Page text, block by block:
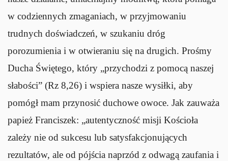
w codziennych zmaganiach, w przyjmowaniu
trudnych doświadczeń, w szukaniu dróg
porozumienia i w otwieraniu się na drugich. Prośmy
Ducha Świętego, który „przychodzi z pomocą naszej
słabości” (Rz 8,26) i wspiera nasze wysiłki, aby
pomógł mam przynosić duchowe owoce. Jak zauważa
papież Franciszek: „autentyczność misji Kościoła
zależy nie od sukcesu lub satysfakcjonujących
rezultatów, ale od pójścia naprzód z odwagą zaufania i